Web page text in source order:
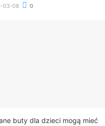
03-08 0
buty dla dzieci mogą mieć